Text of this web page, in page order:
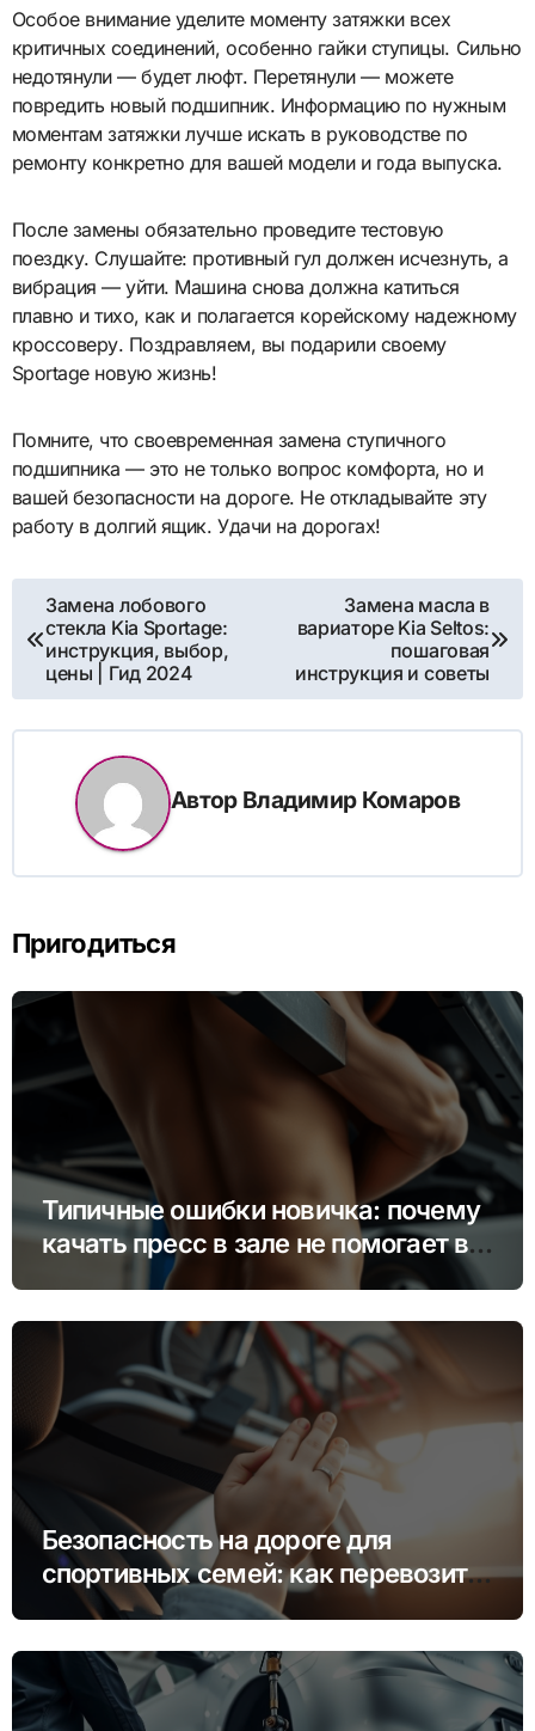
Особое внимание уделите моменту затяжки всех
критичных соединений, особенно гайки ступицы. Сильно
недотянули — будет люфт. Перетянули — можете
повредить новый подшипник. Информацию по нужным
моментам затяжки лучше искать в руководстве по
ремонту конкретно для вашей модели и года выпуска.
После замены обязательно проведите тестовую
поездку. Слушайте: противный гул должен исчезнуть, а
вибрация — уйти. Машина снова должна катиться
плавно и тихо, как и полагается корейскому надежному
кроссоверу. Поздравляем, вы подарили своему
Sportage новую жизнь!
Помните, что своевременная замена ступичного
подшипника — это не только вопрос комфорта, но и
вашей безопасности на дороге. Не откладывайте эту
работу в долгий ящик. Удачи на дорогах!
Навигация
по
записям
Замена лобового
стекла Kia Sportage:
инструкция, выбор,
цены | Гид 2024
Замена масла в
вариаторе Kia Seltos:
пошаговая
инструкция и советы
Автор Владимир Комаров
Пригодиться
Типичные ошибки новичка: почему
качать пресс в зале не помогает в
Безопасность на дороге для
спортивных семей: как перевозить
инвентарь и детей